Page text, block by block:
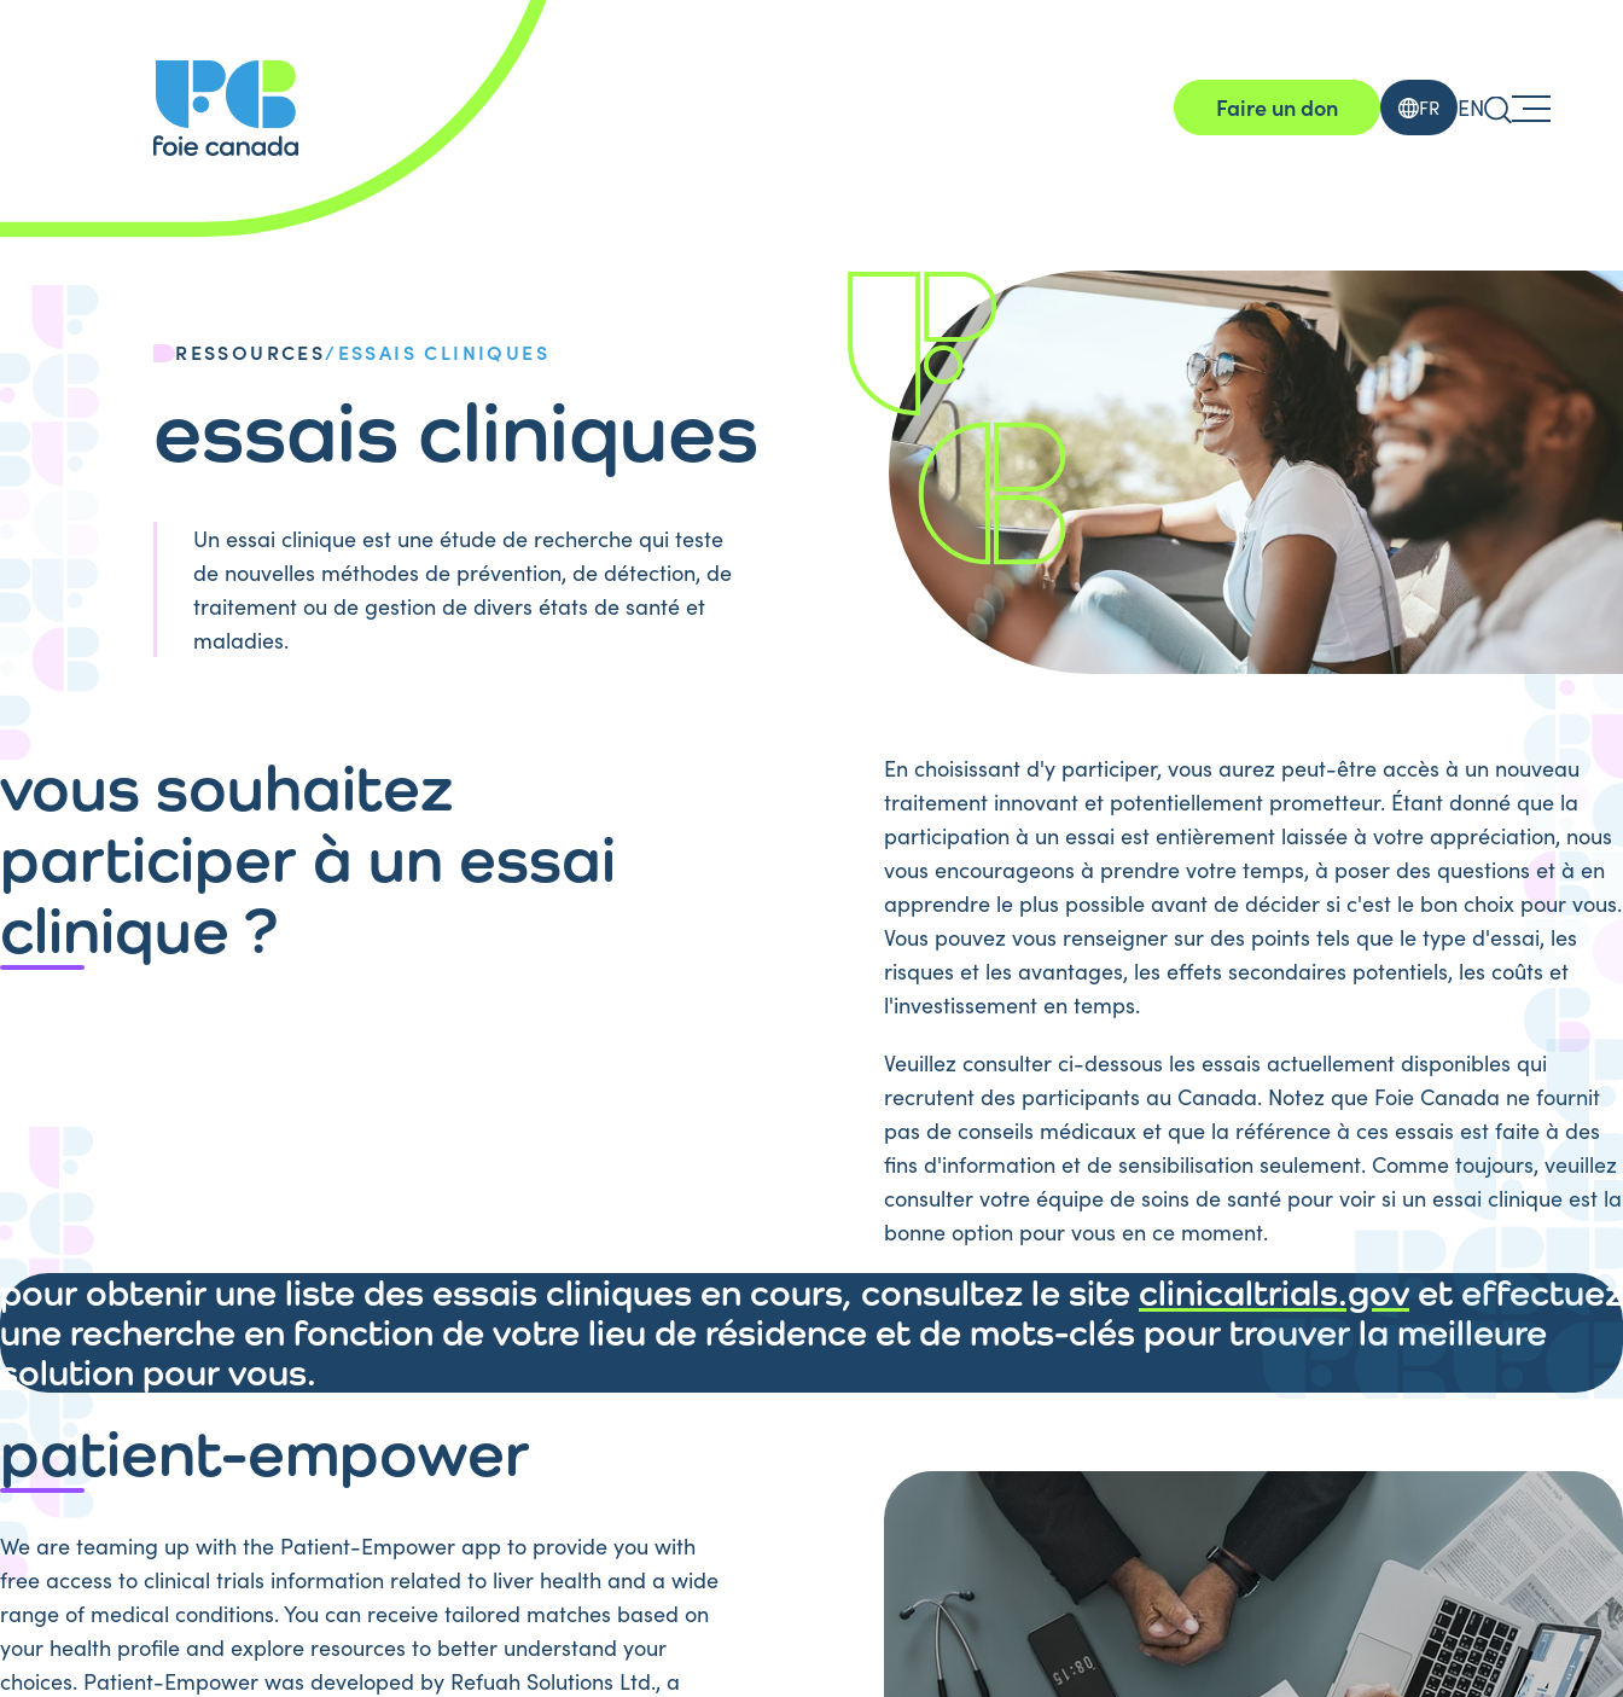
Faire un don EN
FR
RESSOURCES/ESSAIS CLINIQUES
essais cliniques
Un essai clinique est une étude de recherche qui teste
de nouvelles méthodes de prévention, de détection, de
traitement ou de gestion de divers états de santé et
maladies.
vous souhaitez
participer à un essai
clinique ?
En choisissant d'y participer, vous aurez peut-être accès à un nouveau
traitement innovant et potentiellement prometteur. Étant donné que la
participation à un essai est entièrement laissée à votre appréciation, nous
vous encourageons à prendre votre temps, à poser des questions et à en
apprendre le plus possible avant de décider si c'est le bon choix pour vous.
Vous pouvez vous renseigner sur des points tels que le type d'essai, les
risques et les avantages, les effets secondaires potentiels, les coûts et
l'investissement en temps.
Veuillez consulter ci-dessous les essais actuellement disponibles qui
recrutent des participants au Canada. Notez que Foie Canada ne fournit
pas de conseils médicaux et que la référence à ces essais est faite à des
fins d'information et de sensibilisation seulement. Comme toujours, veuillez
consulter votre équipe de soins de santé pour voir si un essai clinique est la
bonne option pour vous en ce moment.
pour obtenir une liste des essais cliniques en cours, consultez le site clinicaltrials.gov et effectuez
une recherche en fonction de votre lieu de résidence et de mots-clés pour trouver la meilleure
solution pour vous.
patient-empower
We are teaming up with the Patient-Empower app to provide you with
free access to clinical trials information related to liver health and a wide
range of medical conditions. You can receive tailored matches based on
your health profile and explore resources to better understand your
choices. Patient-Empower was developed by Refuah Solutions Ltd., a